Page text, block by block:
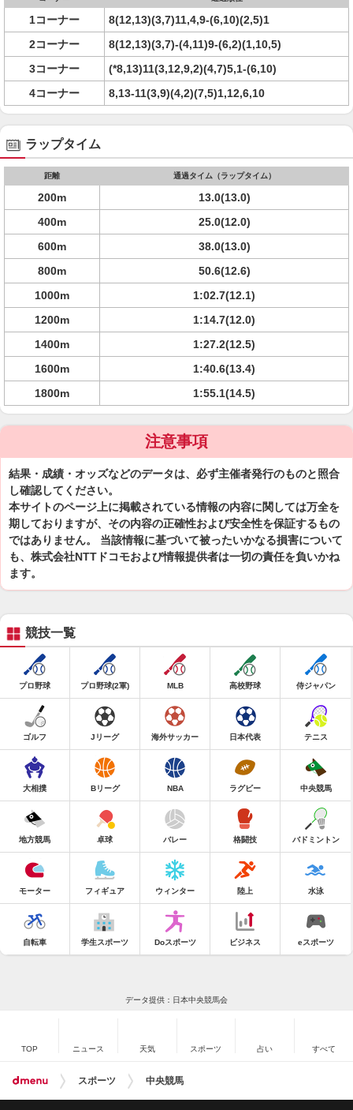
1コーナー
8(12,13)(3,7)11,4,9-(6,10)(2,5)1
2コーナー
8(12,13)(3,7)-(4,11)9-(6,2)(1,10,5)
3コーナー
(*8,13)11(3,12,9,2)(4,7)5,1-(6,10)
4コーナー
8,13-11(3,9)(4,2)(7,5)1,12,6,10
ラップタイム
距離 通過タイム（ラップタイム）
200m
13.0(13.0)
400m
25.0(12.0)
600m
38.0(13.0)
800m
50.6(12.6)
1000m
1:02.7(12.1)
1200m
1:14.7(12.0)
1400m
1:27.2(12.5)
1600m
1:40.6(13.4)
1800m
1:55.1(14.5)
注意事項
結果・成績・オッズなどのデータは、必ず主催者発行のものと照合
し確認してください。
本サイトのページ上に掲載されている情報の内容に関しては万全を
期しておりますが、その内容の正確性および安全性を保証するもの
ではありません。 当該情報に基づいて被ったいかなる損害について
も、株式会社NTTドコモおよび情報提供者は一切の責任を負いかね
ます。
競技一覧
プロ野球 プロ野球(2軍) MLB 高校野球 侍ジャパン
ゴルフ Jリーグ 海外サッカー 日本代表 テニス
大相撲 Bリーグ NBA ラグビー 中央競馬
地方競馬 卓球 バレー 格闘技 バドミントン
モーター フィギュア ウィンター 陸上 水泳
自転車 学生スポーツ Doスポーツ ビジネス eスポーツ
データ提供：日本中央競馬会
TOP ニュース 天気 スポーツ 占い すべて
スポーツ 中央競馬